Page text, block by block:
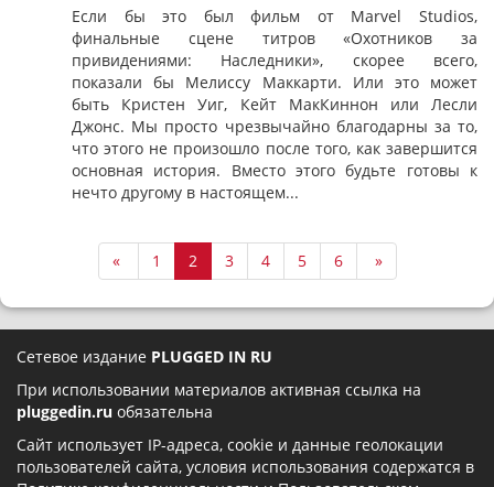
Если бы это был фильм от Marvel Studios,
финальные сцене титров «Охотников за
привидениями: Наследники», скорее всего,
показали бы Мелиссу Маккарти. Или это может
быть Кристен Уиг, Кейт МакКиннон или Лесли
Джонс. Мы просто чрезвычайно благодарны за то,
что этого не произошло после того, как завершится
основная история. Вместо этого будьте готовы к
нечто другому в настоящем...
« 1 2 3 4 5 6 »
Сетевое издание PLUGGED IN RU
При использовании материалов активная ссылка на
pluggedin.ru обязательна
Сайт использует IP-адреса, cookie и данные геолокации
пользователей сайта, условия использования содержатся в